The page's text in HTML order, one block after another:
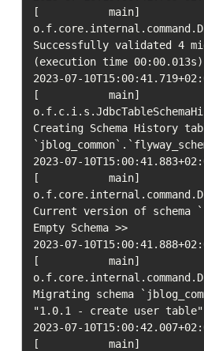
[           main]
Successfully validated 4
(execution time 00:00.013s)
2023-07-
[           main]
Creating Schema History
2023-07-
[           main]
Current version of schema
Empty Schema >>
2023-07-
[           main]
Migrating schema
"1.0.1 - create user table"
2023-07-
[           main]